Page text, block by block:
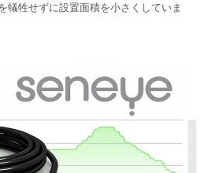
犠牲せずに設置面積を小さくしていま